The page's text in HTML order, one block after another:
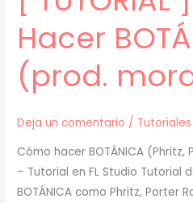
Hacer
(prod.
Deja un comentario / Tutoriales
Cómo hacer BOTÁNICA (Phritz,
– Tutorial en FL Studio Tutorial
BOTÁNICA como Phritz, Porter